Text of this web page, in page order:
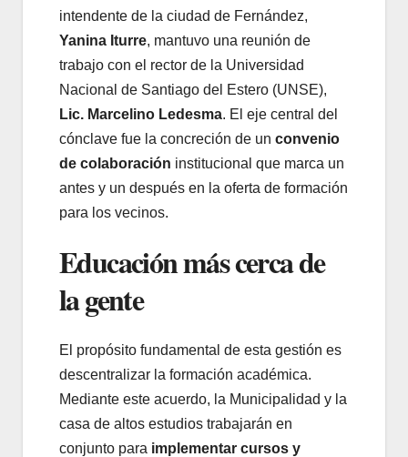
intendente de la ciudad de Fernández,
Yanina Iturre, mantuvo una reunión de
trabajo con el rector de la Universidad
Nacional de Santiago del Estero (UNSE),
Lic. Marcelino Ledesma. El eje central del
cónclave fue la concreción de un convenio
de colaboración institucional que marca un
antes y un después en la oferta de formación
para los vecinos.
Educación más cerca de
la gente
El propósito fundamental de esta gestión es
descentralizar la formación académica.
Mediante este acuerdo, la Municipalidad y la
casa de altos estudios trabajarán en
conjunto para implementar cursos y